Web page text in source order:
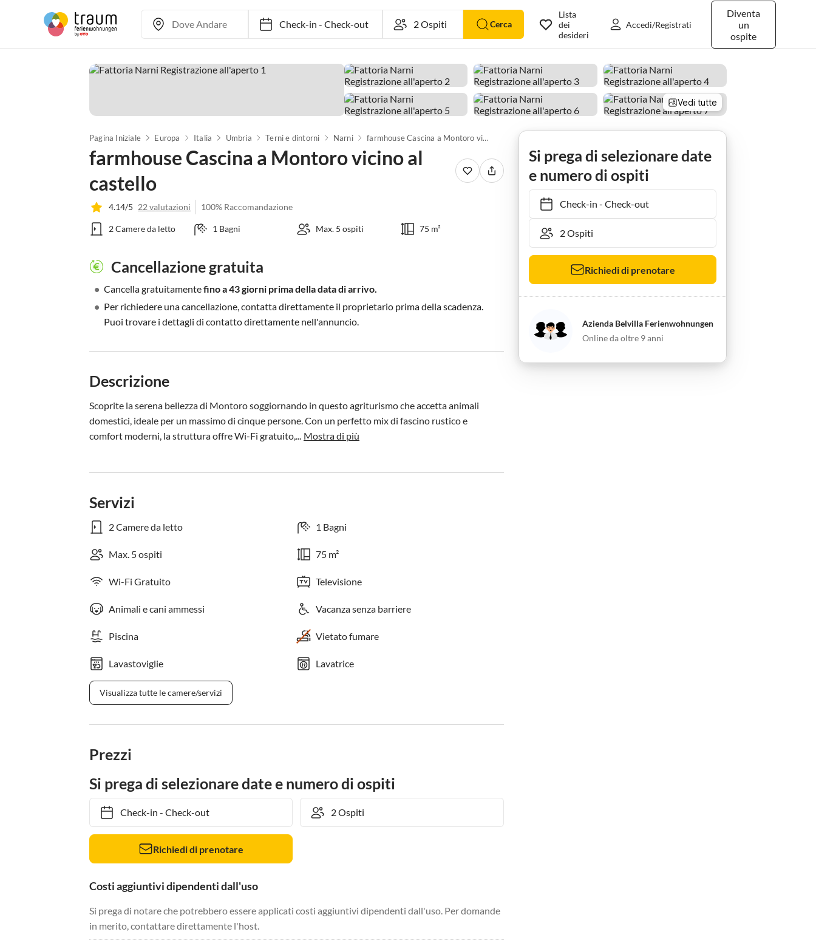
Check-in- Check-out Cerca
Diventa
un
ospite
Lista
dei
desideri
Accedi/Registrati
Vedi tutte
Pagina Iniziale Europa Italia Umbria Terni e dintorni Narni farmhouse Cascina a Montoro vicino al castello
farmhouse Cascina a Montoro vicino al
castello
4.14/5 22 valutazioni 100% Raccomandazione
2 Camere da letto 1 Bagni Max. 5 ospiti 75 m²
Cancellazione gratuita
• Cancella gratuitamentefino a 43 giorni prima della data di arrivo.
• Per richiedere una cancellazione, contatta direttamente il proprietario prima della scadenza.
Puoi trovare i dettagli di contatto direttamente nell'annuncio.
Descrizione
Scoprite la serena bellezza di Montoro soggiornando in questo agriturismo che accetta animali
domestici, ideale per un massimo di cinque persone. Con un perfetto mix di fascino rustico e
comfort moderni, la struttura offre Wi-Fi gratuito,... Mostra di più
Servizi
2 Camere da letto 1 Bagni
Max. 5 ospiti 75 m²
Wi-Fi Gratuito Televisione
Animali e cani ammessi Vacanza senza barriere
Piscina Vietato fumare
Lavastoviglie Lavatrice
Visualizza tutte le camere/servizi
Prezzi
Si prega di selezionare date e numero di ospiti
Check-in- Check-out
Richiedi di prenotare
Costi aggiuntivi dipendenti dall'uso
Si prega di notare che potrebbero essere applicati costi aggiuntivi dipendenti dall'uso. Per domande
in merito, contattare direttamente l'host.
Si prega di selezionare date
e numero di ospiti
Check-in- Check-out
Richiedi di prenotare
Azienda Belvilla Ferienwohnungen
Online da oltre 9 anni